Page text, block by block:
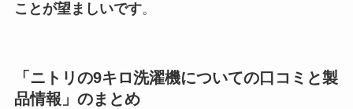
ことが望ましいです。
「ニトリの9キロ洗濯機についての口コミと製
品情報」のまとめ